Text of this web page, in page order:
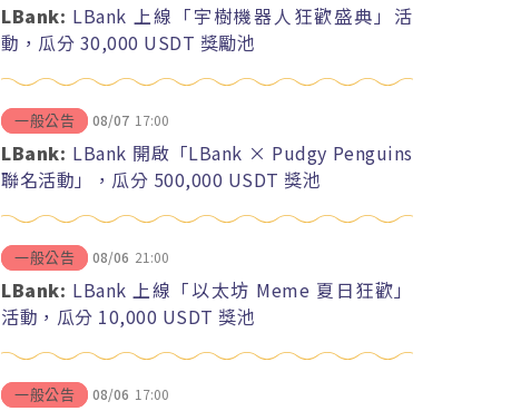
LBank: LBank 上線「宇樹機器人狂歡盛典」活
動，瓜分 30,000 USDT 獎勵池
一般公告 08/07 17:00
LBank: LBank 開啟「LBank × Pudgy Penguins
聯名活動」，瓜分 500,000 USDT 獎池
一般公告 08/06 21:00
LBank: LBank 上線「以太坊 Meme 夏日狂歡」
活動，瓜分 10,000 USDT 獎池
一般公告 08/06 17:00